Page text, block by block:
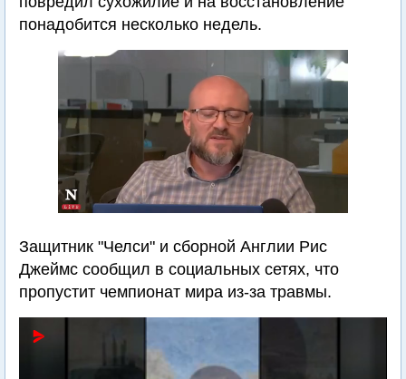
понадобится несколько недель.
Защитник "Челси" и сборной Англии Рис
Джеймс сообщил в социальных сетях, что
пропустит чемпионат мира из-за травмы.